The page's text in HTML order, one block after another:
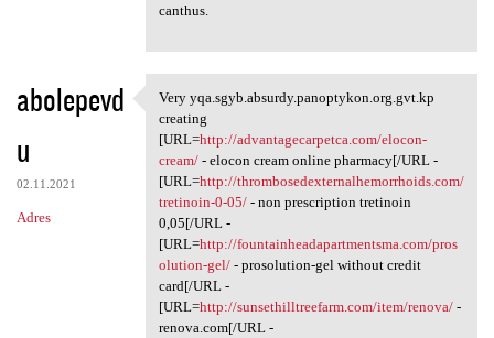
canthus.
abolepevd
u
02.11.2021
Adres
Very yqa.sgyb.absurdy
Very yqa.sgyb.absurdy.panoptykon.org.gvt.kp
creating
[URL=http://advantagecarpetca.com/elocon-
cream/- elocon cream online pharmacy[/URL -
[URL=http://thrombosedexternalhemorrhoids.com/
tretinoin-0-05/- non prescription tretinoin
0,05[/URL -
[URL=http://fountainheadapartmentsma.com/pros
olution-gel/- prosolution-gel without credit
card[/URL -
[URL=http://sunsethilltreefarm.com/item/renova/-
renova.com[/URL -